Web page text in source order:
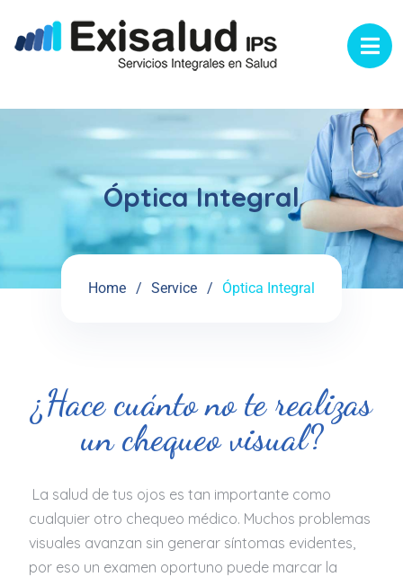
Óptica Integral
Home Service Óptica Integral
¿Hace cuánto no te realizas
un chequeo visual?
La salud de tus ojos es tan importante como
cualquier otro chequeo médico. Muchos problemas
visuales avanzan sin generar síntomas evidentes,
por eso un examen oportuno puede marcar la